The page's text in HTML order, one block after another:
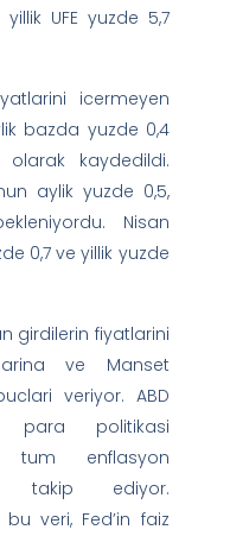
UFE yuzde 5,7
icermeyen
bazda yuzde 0,4
kaydedildi.
aylik yuzde 0,5,
Nisan
0,7 ve yillik yuzde
girdilerin fiyatlarini
ve Manset
veriyor. ABD
para politikasi
tum enflasyon
takip ediyor.
veri, Fed’in faiz